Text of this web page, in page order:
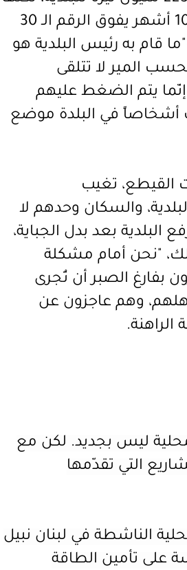
تحتاج إلى 3500 دولار شهريا للمّ النفايات، وعلى مدى 10 أشهر يفوق الرقم الـ 30
قام به رئيس البلدية هو
المير لا تتلقى
إنّما يتم الضغط عليهم
أشخاصاً في البلدة موضع
القيطع، تغيب
والسكان وحدهم لا
بعد بدل الجباية،
"نحن أمام مشكلة
بفارغ الصبر أن تُجرى
وهم عاجزون عن
ليس بجديد. لكن مع
التي تقدّمها
الناشطة في لبنان نبيل
على تأمين الطاقة